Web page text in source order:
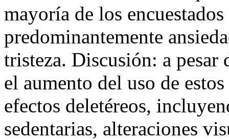
mayoría de los
predominantemente
tristeza. Discusión: a
el aumento del uso de
efectos deletéreos,
sedentarias, alteraciones